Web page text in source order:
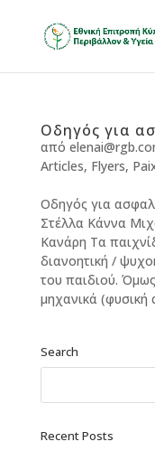
Οδηγός για
από
Articles, Flyers,
Οδηγός για
Στέλλα Κάννα
Κανάρη Τα
διανοητική /
του παιδιού.
μηχανικά (φυσική
Search
Recent Posts